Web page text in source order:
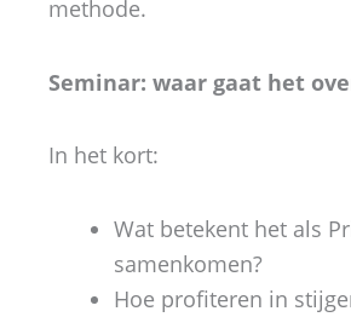
methode.
Seminar: waar gaat het
In het kort:
Wat betekent het als
samenkomen?
Hoe profiteren in